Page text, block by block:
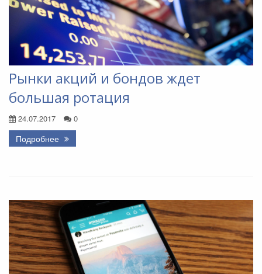
Рынки акций и бондов ждет
большая ротация
24.07.2017 0
Подробнее